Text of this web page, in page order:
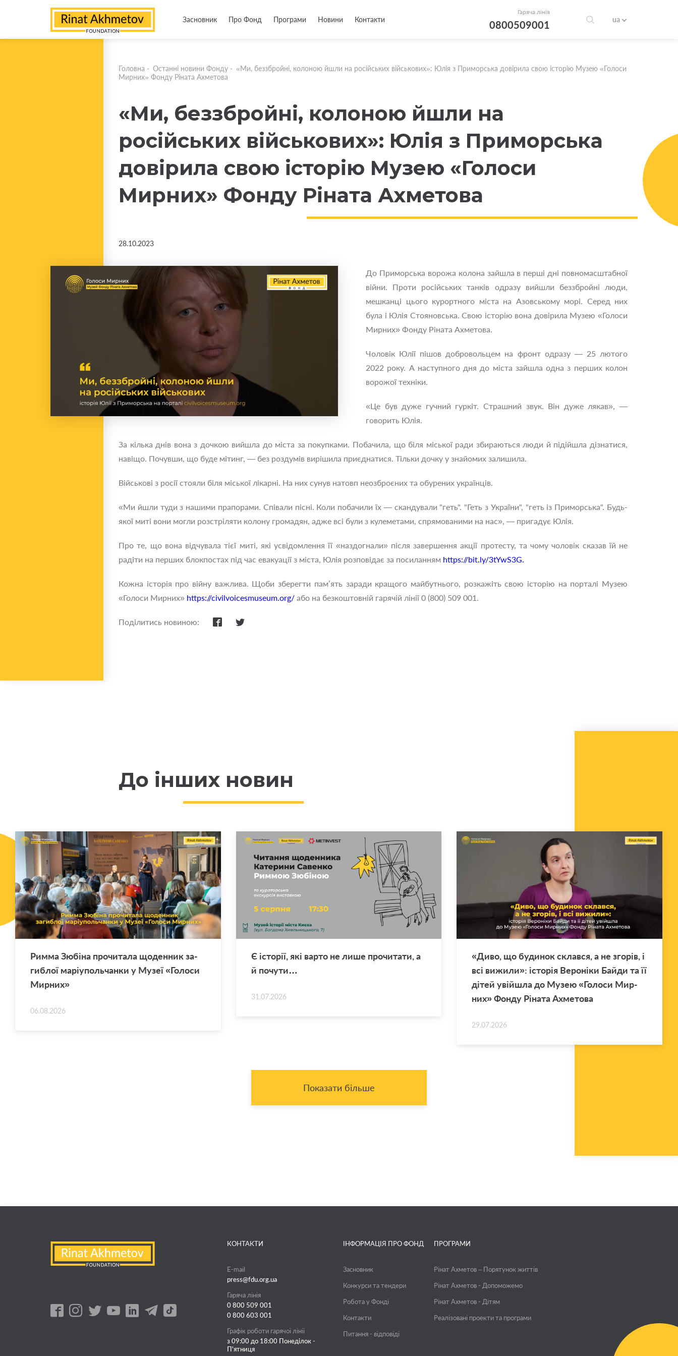
Засновник Про Фонд Програми Новини Контакти
Гаряча лінія
0800509001 ua
Головна - Останні новини Фонду - «Ми, беззбройні, колоною йшли на російських військових»: Юлія з Приморська довірила свою історію Музею «Голоси
Мирних» Фонду Ріната Ахметова
«Ми, беззбройні, колоною йшли на
російських військових»: Юлія з Приморська
довірила свою історію Музею «Голоси
Мирних» Фонду Ріната Ахметова
28.10.2023
До Приморська ворожа колона зайшла в перші дні повномасштабної
війни. Проти російських танків одразу вийшли беззбройні люди,
мешканці цього курортного міста на Азовському морі. Серед них
була і Юлія Стояновська. Свою історію вона довірила Музею «Голоси
Мирних» Фонду Ріната Ахметова.
Чоловік Юлії пішов добровольцем на фронт одразу — 25 лютого
2022 року. А наступного дня до міста зайшла одна з перших колон
ворожої техніки.
«Це був дуже гучний гуркіт. Страшний звук. Він дуже лякав», —
говорить Юлія.
За кілька днів вона з дочкою вийшла до міста за покупками. Побачила, що біля міської ради збираються люди й підійшла дізнатися,
навіщо. Почувши, що буде мітинг, — без роздумів вирішила приєднатися. Тільки дочку у знайомих залишила.
Військові з росії стояли біля міської лікарні. На них сунув натовп неозброєних та обурених українців.
«Ми йшли туди з нашими прапорами. Співали пісні. Коли побачили їх — скандували "геть". "Геть з України", "геть із Приморська". Будь-
якої миті вони могли розстріляти колону громадян, адже всі були з кулеметами, спрямованими на нас», — пригадує Юлія.
Про те, що вона відчувала тієї миті, які усвідомлення її «наздогнали» після завершення акції протесту, та чому чоловік сказав їй не
радіти на перших блокпостах під час евакуації з міста, Юлія розповідає за посиланням https://bit.ly/3tYwS3G.
Кожна історія про війну важлива. Щоби зберегти пам’ять заради кращого майбутнього, розкажіть свою історію на порталі Музею
«Голоси Мирних» https://civilvoicesmuseum.org/ або на безкоштовній гарячій лінії 0 (800) 509 001.
Поділитись новиною:
До інших новин
Римма Зю­бі­на про­чи­та­ла що­ден­ник за­
ги­блої ма­рі­у­поль­чан­ки у Музеї «Го­ло­си
Мир­них»
06.08.2026
Є істо­рії, які варто не лише про­чи­та­ти, а
й по­чу­ти…
31.07.2026
«Диво, що бу­ди­нок склав­ся, а не зго­рів, і
всі ви­жи­ли»: істо­рія Ве­ро­ні­ки Байди та її
дітей уві­йшла до Музею «Го­ло­си Мир­
них» Фонду Рі­на­та Ахме­то­ва
29.07.2026
Показати більше
КОНТАКТИ
E-mail
press@fdu.org.ua
Гаряча лінія
0 800 509 001
0 800 603 001
Графік роботи гарячої лінії
з 09:00 до 18:00 Понеділок -
П'ятниця
ІНФОРМАЦІЯ ПРО ФОНД
Засновник
Конкурси та тендери
Робота у Фонді
Контакти
Питання - відповіді
ПРОГРАМИ
Рінат Ахметов – Порятунок життів
Рінат Ахметов - Допоможемо
Рінат Ахметов - Дітям
Реалізовані проекти та програми